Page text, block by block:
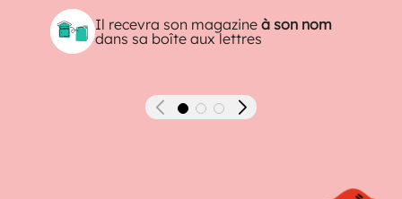
Il recevra son magazineà son nom
dans sa boîte aux lettres
Précédent Suivant